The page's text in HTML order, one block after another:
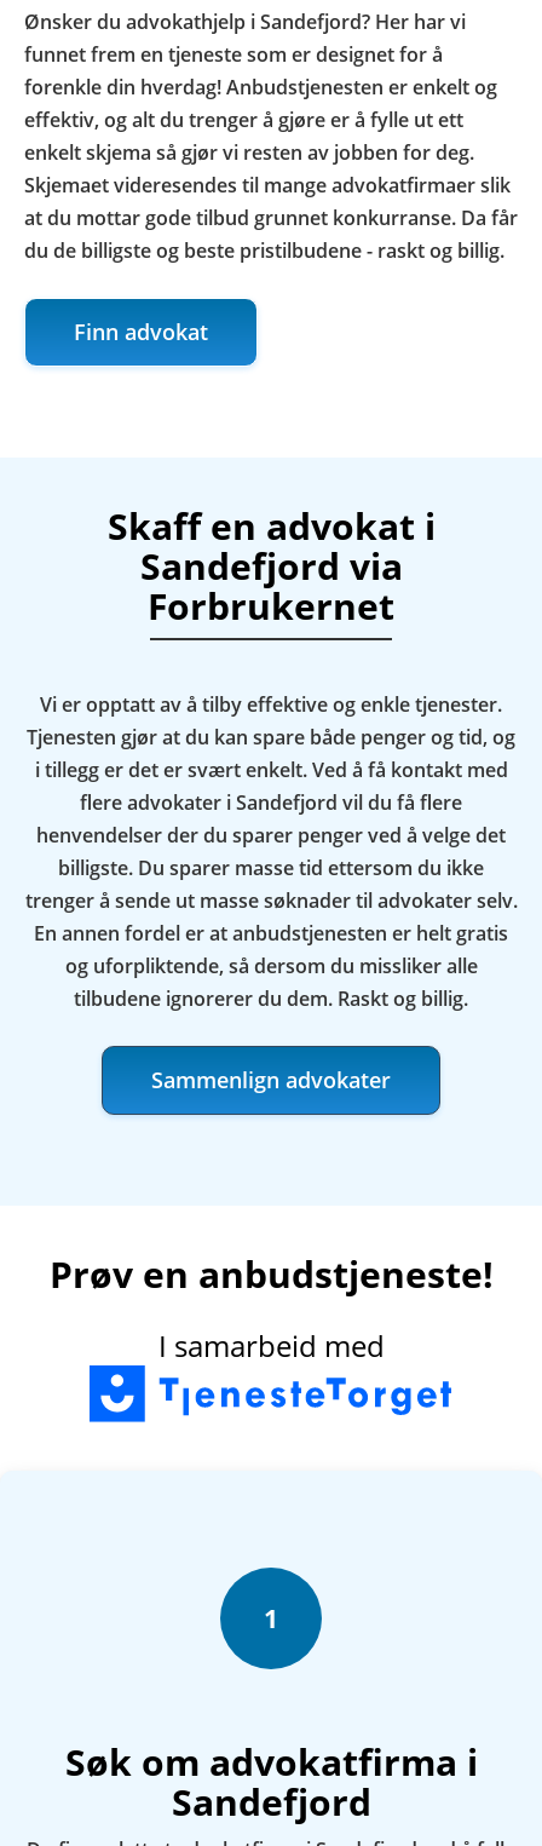
Ønsker du advokathjelp i Sandefjord? Her har vi
funnet frem en tjeneste som er designet for å
forenkle din hverdag! Anbudstjenesten er enkelt og
effektiv, og alt du trenger å gjøre er å fylle ut ett
enkelt skjema så gjør vi resten av jobben for deg.
Skjemaet videresendes til mange advokatfirmaer slik
at du mottar gode tilbud grunnet konkurranse. Da får
du de billigste og beste pristilbudene - raskt og billig.
Finn advokat
Skaff en advokat i
Sandefjord via
Forbrukernet
Vi er opptatt av å tilby effektive og enkle tjenester.
Tjenesten gjør at du kan spare både penger og tid, og
i tillegg er det er svært enkelt. Ved å få kontakt med
flere advokater i Sandefjord vil du få flere
henvendelser der du sparer penger ved å velge det
billigste. Du sparer masse tid ettersom du ikke
trenger å sende ut masse søknader til advokater selv.
En annen fordel er at anbudstjenesten er helt gratis
og uforpliktende, så dersom du missliker alle
tilbudene ignorerer du dem. Raskt og billig.
Sammenlign advokater
Prøv en anbudstjeneste!
I samarbeid med
1
Søk om advokatfirma i
Sandefjord